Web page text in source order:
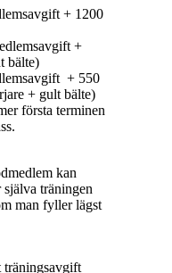
+ 1200
+
bälte)
+ 550
+ gult bälte)
första terminen
kan
träningen
man fyller lägst
träningsavgift